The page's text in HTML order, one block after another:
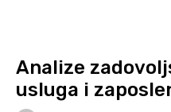
Analize
usluga i